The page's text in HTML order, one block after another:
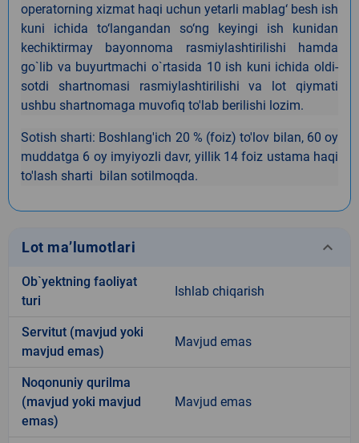
operatorning xizmat haqi uchun yetarli mablag‘ besh ish
kuni ichida to‘langandan so‘ng keyingi ish kunidan
kechiktirmay bayonnoma rasmiylashtirilishi hamda
go`lib va buyurtmachi o`rtasida 10 ish kuni ichida oldi-
sotdi shartnomasi rasmiylashtirilishi va lot qiymati
ushbu shartnomaga muvofiq to'lab berilishi lozim.
Sotish sharti: Boshlang'ich 20 % (foiz) to'lov bilan, 60 oy
muddatga 6 oy imyiyozli davr, yillik 14 foiz ustama haqi
to'lash sharti bilan sotilmoqda.
Lot ma’lumotlari keyboard_arrow_down
Ob`yektning faoliyat
turi
Ishlab chiqarish
Servitut (mavjud yoki
mavjud emas)
Mavjud emas
Noqonuniy qurilma
(mavjud yoki mavjud
emas)
Mavjud emas